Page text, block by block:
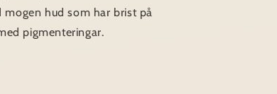
mogen hud som har brist på
pigmenteringar.